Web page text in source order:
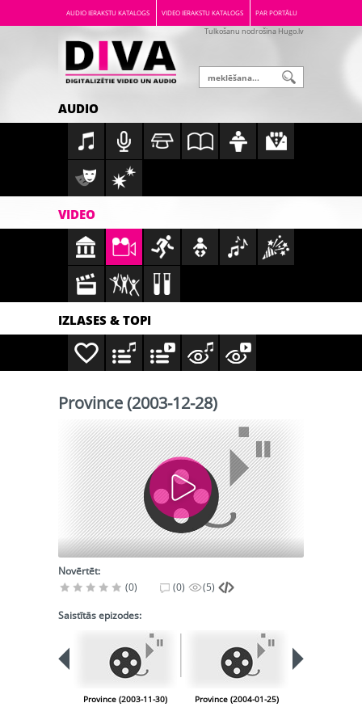
AUDIO IERAKSTU KATALOGS VIDEO IERAKSTU KATALOGS PAR PORTĀLU
Tulkošanu nodrošina Hugo.lv
AUDIO
VIDEO
IZLASES & TOPI
Province (2003-12-28)
Novērtēt:
(0)
(0) (5)
Saistītās epizodes:
Province (2003-11-30) Province (2004-01-25)